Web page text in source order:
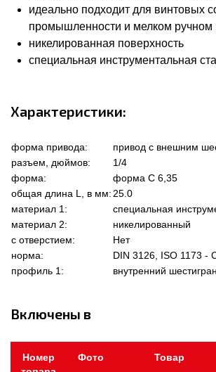
идеально подходит для винтовых
промышленности и мелком ручном
никелированная поверхность
специальная инструментальная
Характеристики:
форма привода:
привод с внешним
разъем, дюймов:
1/4
форма:
форма C 6,35
общая длина L, в мм: 25.0
материал 1:
специальная
материал 2:
никелированный
с отверстием:
Нет
норма:
DIN 3126, ISO 1173 -
профиль 1:
внутренний
Включены в
Номер
Фото Товар